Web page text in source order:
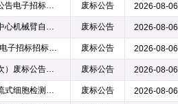
西安市中医医院南院区中医药文化体验街区打造整体服务项目废标公告电子招标招标采购通知 废标公告 2026-08-06
浙江豪圣建设项目管理有限公司关于浙江中医药大学动物实验研究中心机械臂自动化系统项目废标公告电子招标招标采购通知 废标公告 2026-08-06
贵州省职工医院2026年度医疗责任保险采购项目（二次）流标公告电子招标招标采购通知 废标公告 2026-08-06
巴彦淖尔市医院污水站升级改造可行性研究报告编制服务采购（二次）废标公告电子招标招标采购公告 废标公告 2026-08-06
浙江国际招投标有限公司关于浙江大学医学院附属儿童医院血液病流式细胞检测试剂及设备租赁项目的废标公告（非政府采购）电子招标招标采购通知 废标公告 2026-08-06